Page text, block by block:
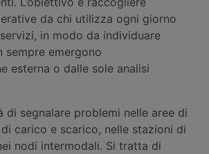
da chi utilizza ogni giorno
in modo da individuare
sempre emergono
esterna o dalle sole analisi
di segnalare problemi nelle aree di
carico e scarico, nelle stazioni di
nodi intermodali. Si tratta di